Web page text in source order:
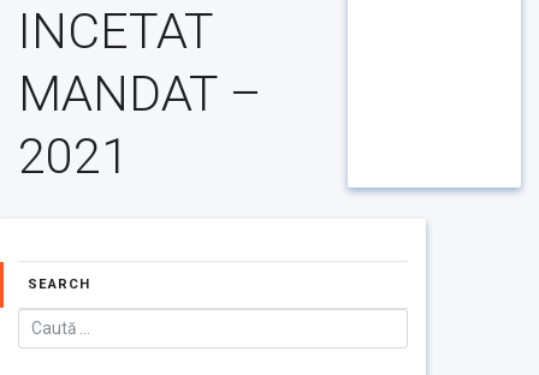
INCETAT
MANDAT –
2021
SEARCH